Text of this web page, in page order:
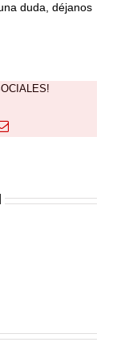
duda, déjanos
Correo